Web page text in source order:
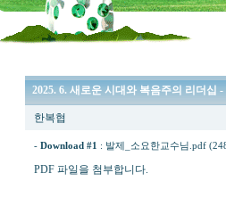
2025. 6. 새로운 시대와 복음주의 리더십
한복협
- Download #1 : 발제_소요한교수님.pdf
PDF 파일을 첨부합니다.